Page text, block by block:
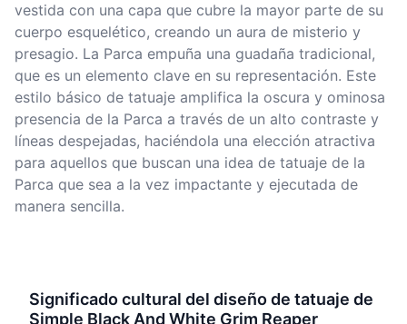
vestida con una capa que cubre la mayor parte de su
cuerpo esquelético, creando un aura de misterio y
presagio. La Parca empuña una guadaña tradicional,
que es un elemento clave en su representación. Este
estilo básico de tatuaje amplifica la oscura y ominosa
presencia de la Parca a través de un alto contraste y
líneas despejadas, haciéndola una elección atractiva
para aquellos que buscan una idea de tatuaje de la
Parca que sea a la vez impactante y ejecutada de
manera sencilla.
Significado cultural del diseño de tatuaje de
Simple Black And White Grim Reaper